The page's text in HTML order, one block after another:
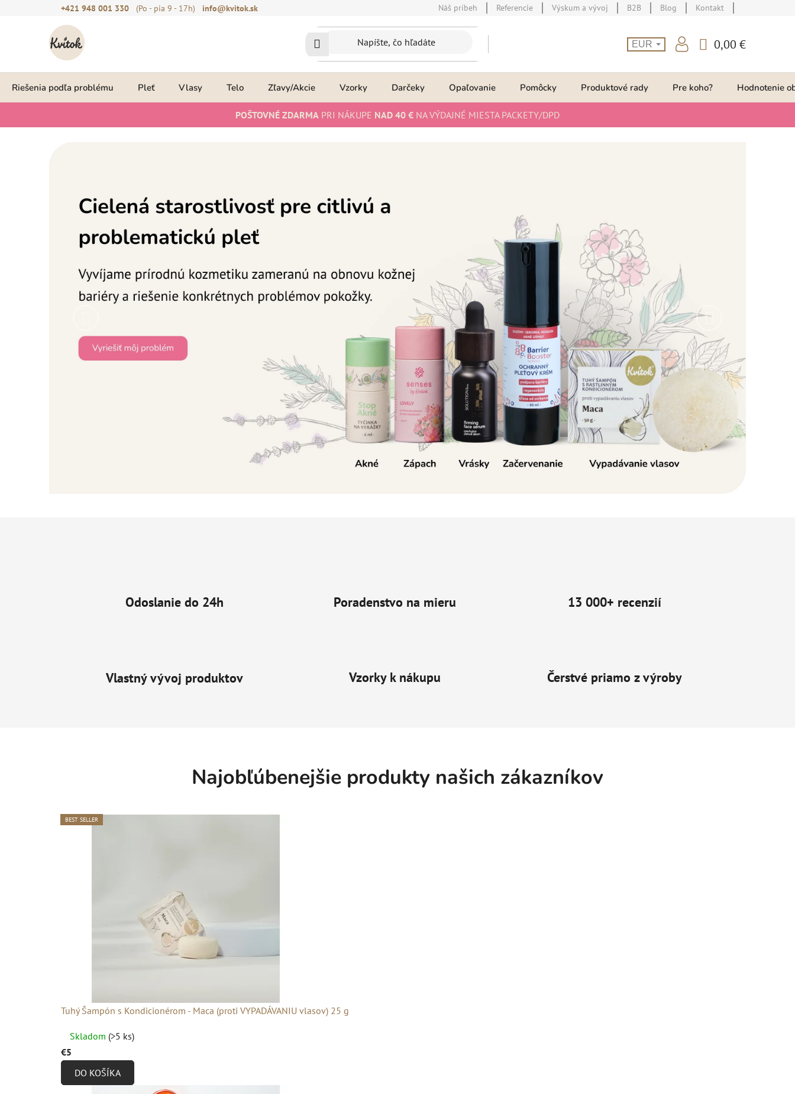
+421 948 001 330 (Po - pia 9 - 17h) info@kvitok.sk Náš príbeh Referencie Výskum a vývoj B2B Blog Kontakt
EUR
KOŠÍK
0,00 €
Riešenia podľa problému Pleť Vlasy Telo Zľavy/Akcie Vzorky Darčeky Opaľovanie Pomôcky Produktové rady Pre koho? Hodnotenie
POŠTOVNÉ ZDARMA PRI NÁKUPE NAD 40 € NA VÝDAJNÉ MIESTA PACKETY/DPD
Nasledujúce
Odoslanie do 24h Poradenstvo na mieru 13 000+ recenzií
Vlastný vývoj produktov Vzorky k nákupu Čerstvé priamo z výroby
Najobľúbenejšie produkty našich zákazníkov
BEST SELLER
Tuhý Šampón s Kondicionérom - Maca (proti VYPADÁVANIU vlasov) 25 g
hodnotenie
produktu
Skladom (>5 ks)
€5
DO KOŠÍKA
BEST SELLER
BEST SELLER
BEST SELLER
BEST SELLER